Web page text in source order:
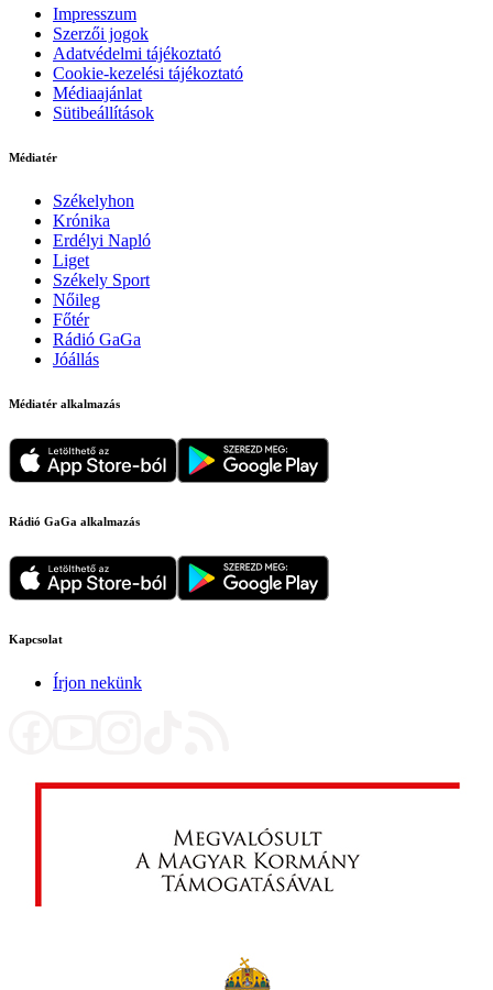
Impresszum
Szerzői jogok
Adatvédelmi tájékoztató
Cookie-kezelési tájékoztató
Médiaajánlat
Sütibeállítások
Médiatér
Székelyhon
Krónika
Erdélyi Napló
Liget
Székely Sport
Nőileg
Főtér
Rádió GaGa
Jóállás
Médiatér alkalmazás
Rádió GaGa alkalmazás
Kapcsolat
Írjon nekünk